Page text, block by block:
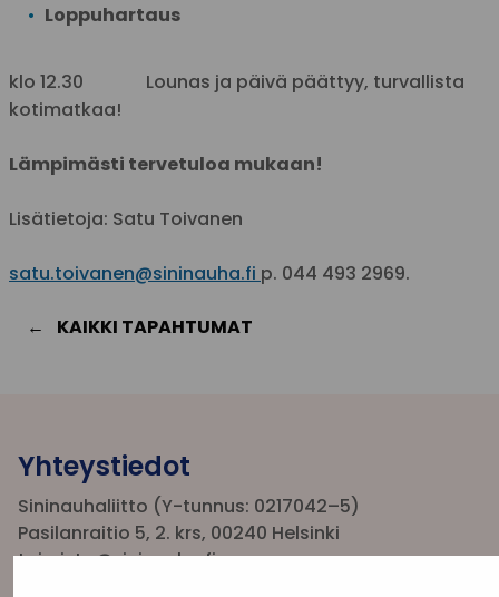
Loppuhartaus
klo 12.30 Lounas ja päivä päättyy, turvallista
kotimatkaa!
Lämpimästi tervetuloa mukaan!
Lisätietoja: Satu Toivanen
satu.toivanen@sininauha.fi p. 044 493 2969.
KAIKKI TAPAHTUMAT
Yhteystiedot
Sininauhaliitto (Y-tunnus: 0217042–5)
Pasilanraitio 5, 2. krs, 00240 Helsinki
toimisto@sininauha.fi